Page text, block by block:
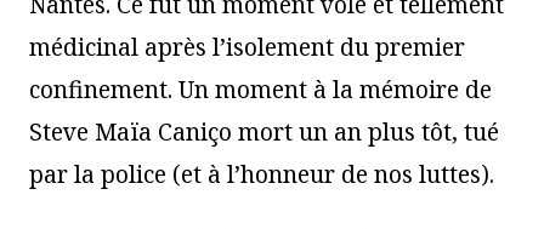
médicinal après l’isolement du premier
confinement. Un moment à la mémoire de
Steve Maïa Caniço mort un an plus tôt, tué
par la police (et à l’honneur de nos luttes).